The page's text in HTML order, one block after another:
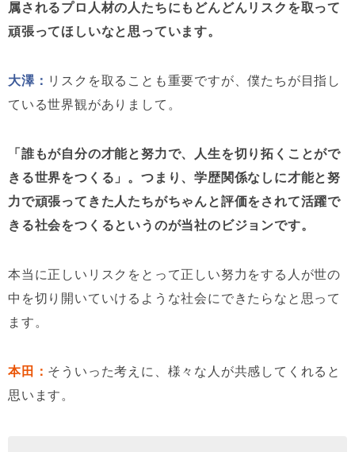
属されるプロ人材の人たちにもどんどんリスクを取って
頑張ってほしいなと思っています。
大澤： リスクを取ることも重要ですが、僕たちが目指し
ている世界観がありまして。
「誰もが自分の才能と努力で、人生を切り拓くことがで
きる世界をつくる」。つまり、学歴関係なしに才能と努
力で頑張ってきた人たちがちゃんと評価をされて活躍で
きる社会をつくるというのが当社のビジョンです。
本当に正しいリスクをとって正しい努力をする人が世の
中を切り開いていけるような社会にできたらなと思って
ます。
本田： そういった考えに、様々な人が共感してくれると
思います。